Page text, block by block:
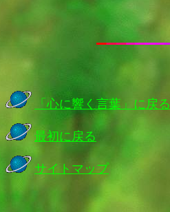
「心に響く言葉」に戻る
最初に戻る
サイトマップ